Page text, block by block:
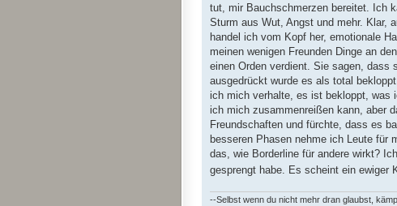
tut, mir Bauchschmerzen bereitet. Ich
Sturm aus Wut, Angst und mehr. Klar,
handel ich vom Kopf her, emotionale
meinen wenigen Freunden Dinge an
einen Orden verdient. Sie sagen, dass
ausgedrückt wurde es als total
ich mich verhalte, es ist bekloppt, was
ich mich zusammenreißen kann, aber
Freundschaften und fürchte, dass es
besseren Phasen nehme ich Leute für
das, wie Borderline für andere wirkt?
gesprengt habe. Es scheint ein ewiger
--Selbst wenn du nicht mehr dran glaubst,